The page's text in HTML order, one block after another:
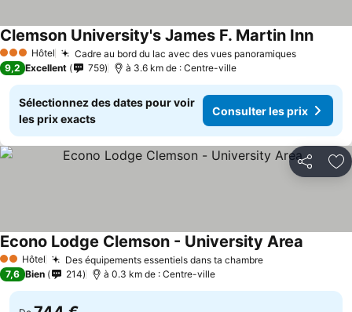
3 ÉtoilesHôtel Cadre au bord du lac avec des vues panoramiques
Clemson University's James F. Martin Inn
9,2 Excellent 759 à 3.6 km de : Centre-ville
Sélectionnez des dates pour voir
les prix exacts
Consulter les prix
Partager
2 Étoiles
Hôtel Des équipements essentiels dans ta chambre
Econo Lodge Clemson - University Area
7,6 Bien 214 à 0.3 km de : Centre-ville